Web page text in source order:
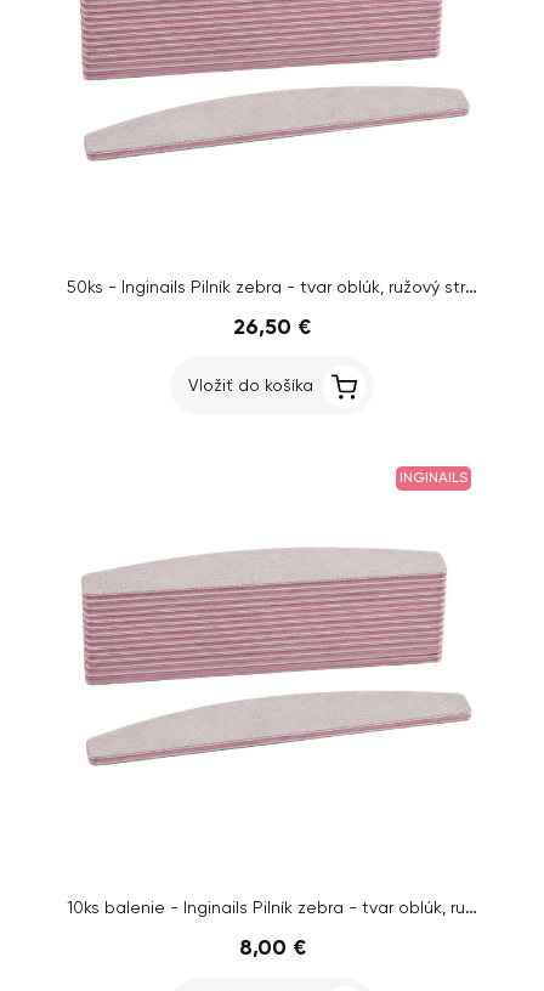
50ks - Inginails Pilník zebra - tvar oblúk, ružový stred, 100/150
26,50 €
Vložiť do košíka
INGINAILS
10ks balenie - Inginails Pilník zebra - tvar oblúk, ružový stred, 100/150
8,00 €